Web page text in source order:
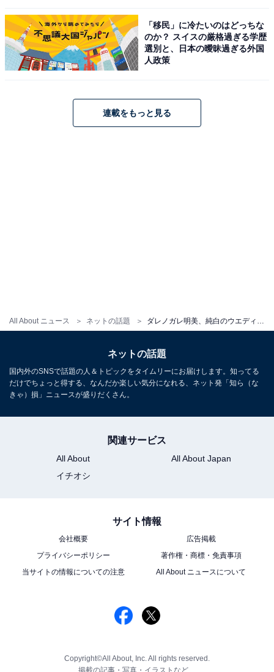
All About ニュース ネットの話題 ダレノガレ明美、純白のウエディングドレス姿に絶賛の声！ 「どこからみても完璧」「女性から見ても惚れ惚れ」
「移民」に冷たいのはどっちな
のか？ スイスの厳格過ぎる学歴
選別と、日本の曖昧過ぎる外国
人政策
連載をもっと見る
ネットの話題
国内外のSNSで話題の人＆トピックをタイムリーにお届けします。知ってる
だけでちょっと得する、なんだか楽しい気分になれる、ネット発「知ら（な
きゃ）損」ニュースが盛りだくさん。
関連サービス
All About
All About Japan
イチオシ
サイト情報
会社概要
広告掲載
プライバシーポリシー
著作権・商標・免責事項
当サイトの情報についての注意
All About ニュースについて
Copyright©All About, Inc. All rights reserved.